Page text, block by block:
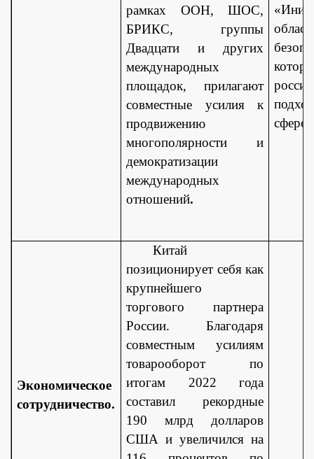
рамках ООН, ШОС,
БРИКС, группы
Двадцати и других
международных
площадок, прилагают
совместные усилия к
продвижению
многополярности и
демократизации
международных
отношений.
сфере.
Экономическое
сотрудничество.
Китай
позиционирует себя как
крупнейшего
торгового партнера
России. Благодаря
совместным усилиям
товарооборот по
итогам 2022 года
составил рекордные
190 млрд долларов
США и увеличился на